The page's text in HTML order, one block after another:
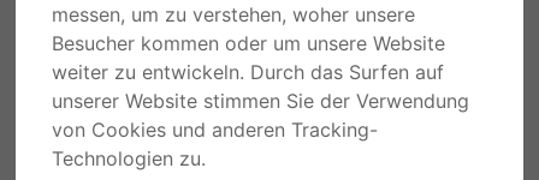
messen, um zu verstehen, woher unsere
Besucher kommen oder um unsere Website
weiter zu entwickeln. Durch das Surfen auf
unserer Website stimmen Sie der Verwendung
von Cookies und anderen Tracking-
Technologien zu.